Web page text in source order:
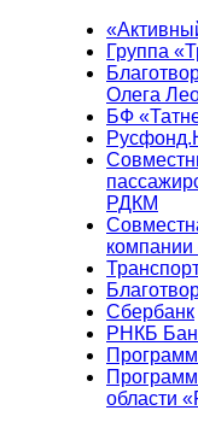
Группа
Олега
БФ
РДКМ
Сбербанк
РНКБ
области